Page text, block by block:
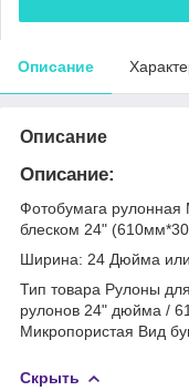
Описание
Описание
Описание:
Фотобумага рулонная
блеском 24"
Ширина: 24 Дюйма
Тип товара Рулоны
рулонов 24" дюйма /
Микропористая Вид
Скрыть